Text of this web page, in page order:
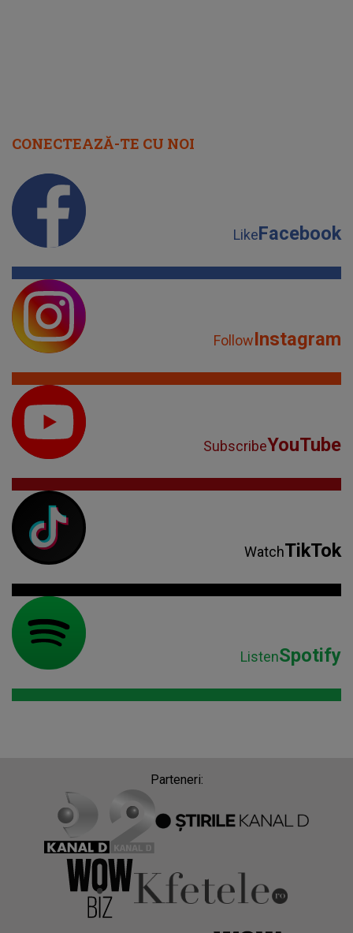
CONECTEAZĂ-TE CU NOI
LikeFacebook
FollowInstagram
SubscribeYouTube
WatchTikTok
ListenSpotify
Parteneri: